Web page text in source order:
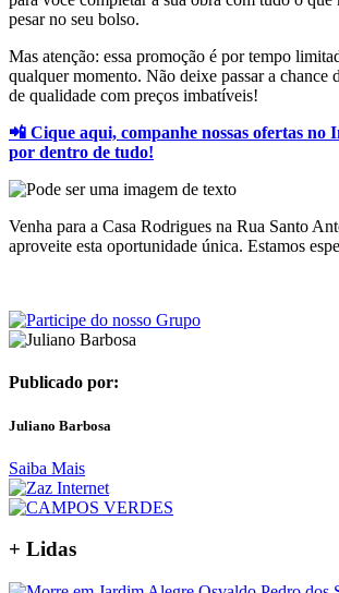
pesar no seu bolso.
Mas atenção: essa promoção é por tempo
qualquer momento. Não deixe passar a chance
de qualidade com preços imbatíveis!
📲 Cique aqui, companhe nossas ofertas no
por dentro de tudo!
Venha para a Casa Rodrigues na Rua Santo
aproveite esta oportunidade única. Estamos
Publicado por:
Juliano Barbosa
Saiba Mais
+ Lidas